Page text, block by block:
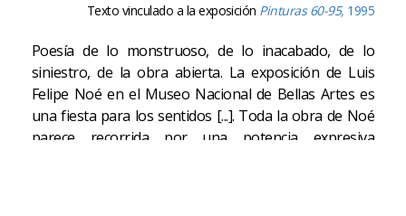
Texto vinculado a la exposición Pinturas 60-95, 1995
Poesía de lo monstruoso, de lo inacabado, de lo
siniestro, de la obra abierta. La exposición de Luis
Felipe Noé en el Museo Nacional de Bellas Artes es
una fiesta para los sentidos [...]. Toda la obra de Noé
parece recorrida por una potencia expresiva